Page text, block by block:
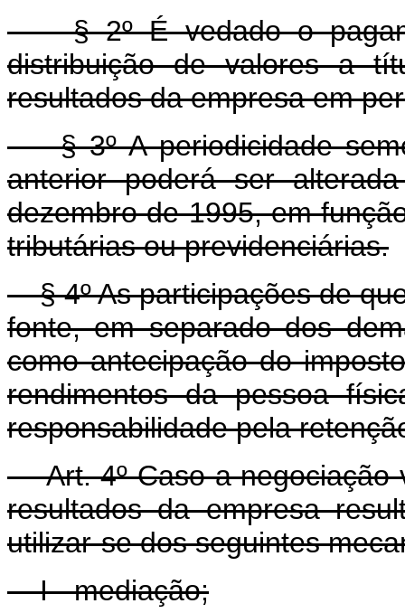
§ 2º É vedado o
distribuição de valores a
resultados da empresa em
§ 3º A periodicidade
anterior poderá ser
dezembro de 1995, em
tributárias ou previdenciárias.
§ 4º As participações de
fonte, em separado dos
como antecipação do
rendimentos da pessoa
responsabilidade pela
Art. 4º Caso a negociação
resultados da empresa
utilizar-se dos seguintes
I - mediação;